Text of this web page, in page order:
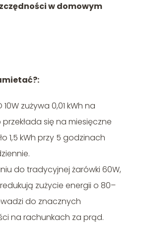
w domowym
10W zużywa 0,01 kWh na
się na miesięczne
1,5 kWh przy 5 godzinach
do tradycyjnej żarówki 60W,
redukują zużycie energii o 80–
do znacznych
na rachunkach za prąd.